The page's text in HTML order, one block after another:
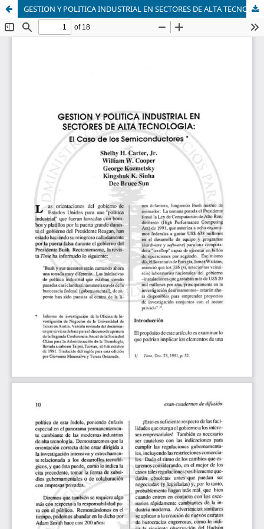
GESTION Y POLITICA INDUSTRIAL EN SECTORES DE ALTA TECNOLOGÍA: El Caso de los Semiconductores